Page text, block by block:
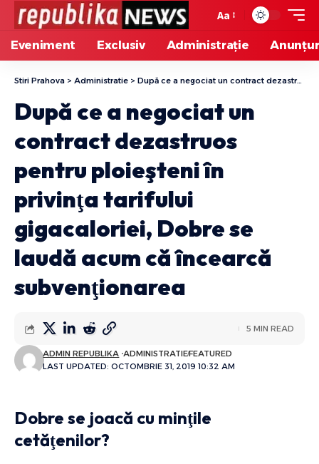
Aa
Eveniment Exclusiv Administrație
Stiri Prahova > Administratie > După ce a negociat un contract dezastruos pentru ploieşteni în privinţa tarifului gigacaloriei, Dobre se laudă acum că încearcă subvenţionarea
După ce a negociat un
contract dezastruos
pentru ploieşteni în
privinţa tarifului
gigacaloriei, Dobre se
laudă acum că încearcă
subvenţionarea
LAST UPDATED: OCTOMBRIE 31, 2019 10:32 AM
ADMIN REPUBLIKA ADMINISTRATIEFEATURED
5 MIN READ
Dobre se joacă cu minţile
cetăţenilor?